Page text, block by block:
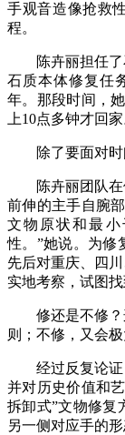
手观音造像抢救
程。
陈卉丽担任了
石质本体修复任
年。那段时间，
上10点多钟才回家
除了要面对时
陈卉丽团队在
前伸的主手自腕
文物原状和最
性。”她说。为修
先后对重庆、四
实地考察，试图
修还是不修？
则；不修，又会
经过反复论证
并对历史价值和
拆卸式”文物修复
另一侧对应手的